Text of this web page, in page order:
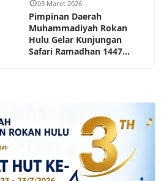
03 Maret 2026
Pimpinan Daerah
Muhammadiyah Rokan
Hulu Gelar Kunjungan
Safari Ramadhan 1447...